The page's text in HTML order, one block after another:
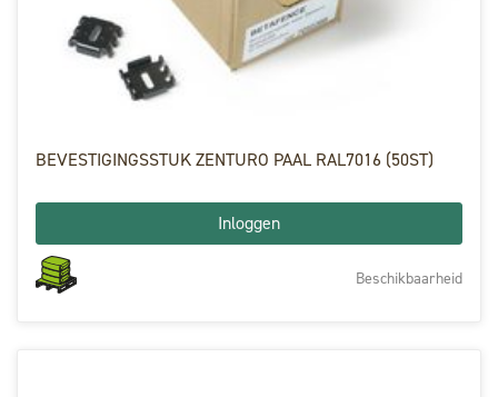
BEVESTIGINGSSTUK ZENTURO PAAL RAL7016 (50ST)
Inloggen
Beschikbaarheid